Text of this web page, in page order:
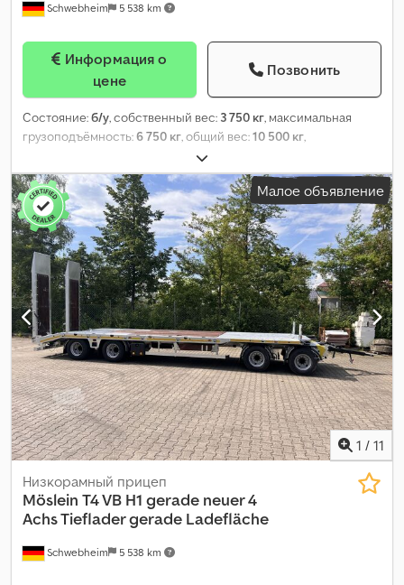
Schwebheim 5 538 km
цене
Позвонить
Состояние:б/у, собственный вес: 3 750 кг, максимальная
грузоподъёмность:6 750 кг, общий вес:10 500 кг,
, первая регистрация:
грузового отсека:7 300 мм, ширина пространства для
загрузки:2 480 мм, высота грузового отсека:2 650 мм, объем
грузового пространства:47 м³, подвеска:воздух, размер
шины:235 / 75 R 17,5, цвет:другое, тип передачи:другое
размер передней шины:235 / 75 R 17,5, размер задней шины:
235 / 75 R 17,5, кабина водителя:другое, класс выбросов:нет,
топливо:
биодизель, Оборудование:ABS, пневматический
тормоз,
Малое объявление
1 / 11
Schwebheim 5 538 km
Низкорамный прицеп
Möslein T4 VB H1 gerade neuer 4
Achs Tieflader gerade Ladefläche